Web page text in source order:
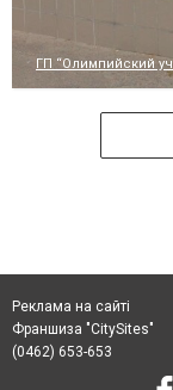
ГП “Олимпийский
Реклама на сайті
Франшиза "CitySites"
(0462) 653-653